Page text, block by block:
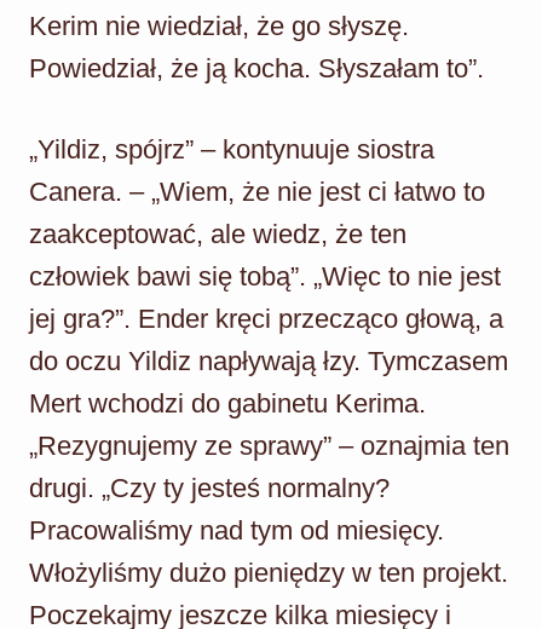
Kerim nie wiedział, że go słyszę.
Powiedział, że ją kocha. Słyszałam to”.
„Yildiz, spójrz” – kontynuuje siostra
Canera. – „Wiem, że nie jest ci łatwo to
zaakceptować, ale wiedz, że ten
człowiek bawi się tobą”. „Więc to nie jest
jej gra?”. Ender kręci przecząco głową, a
do oczu Yildiz napływają łzy. Tymczasem
Mert wchodzi do gabinetu Kerima.
„Rezygnujemy ze sprawy” – oznajmia ten
drugi. „Czy ty jesteś normalny?
Pracowaliśmy nad tym od miesięcy.
Włożyliśmy dużo pieniędzy w ten projekt.
Poczekajmy jeszcze kilka miesięcy i